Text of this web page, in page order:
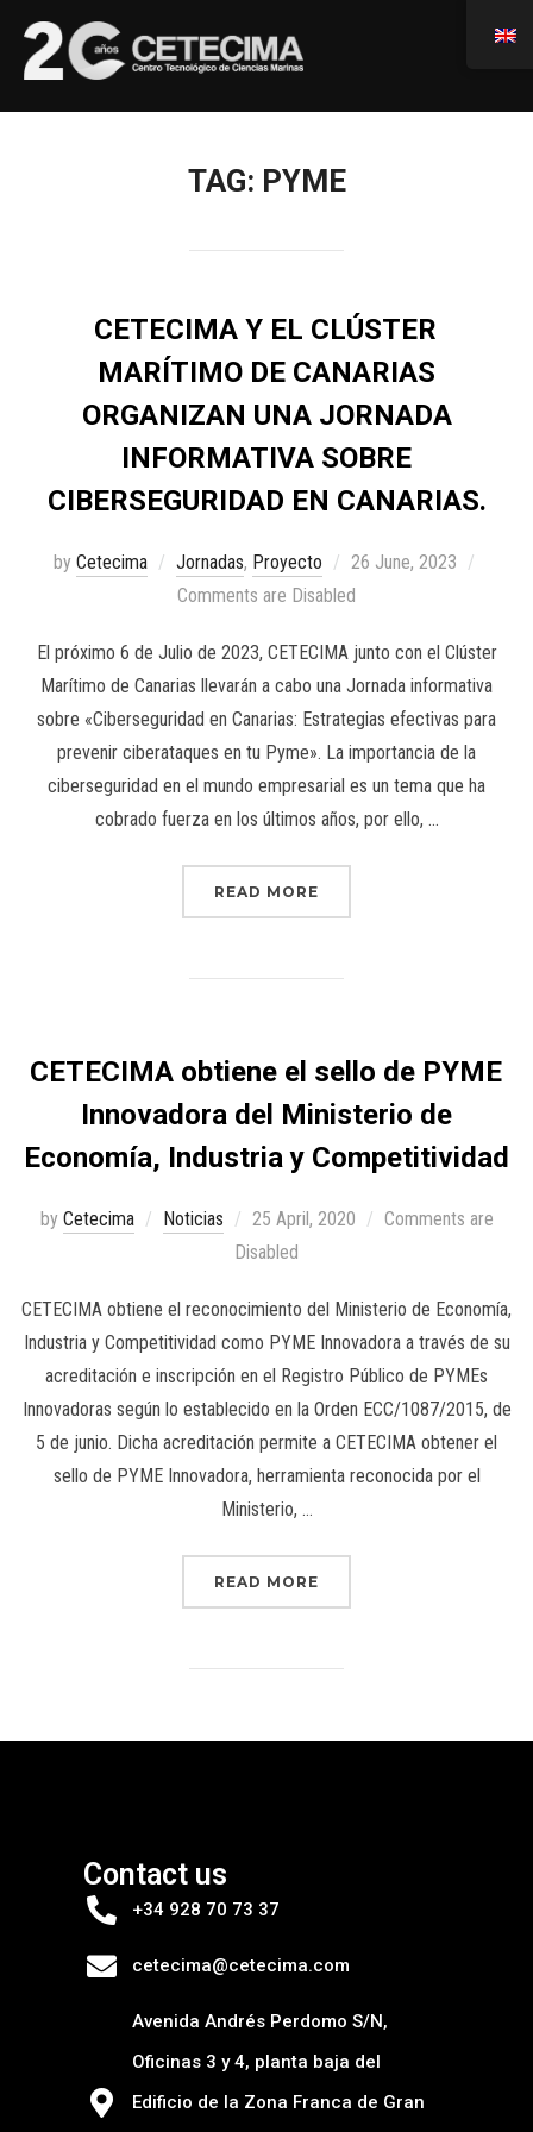
TAG: PYME
CETECIMA Y EL CLÚSTER
MARÍTIMO DE CANARIAS
ORGANIZAN UNA JORNADA
INFORMATIVA SOBRE
CIBERSEGURIDAD EN CANARIAS.
by Cetecima Jornadas, Proyecto
26 June, 2023
Comments are Disabled
El próximo 6 de Julio de 2023, CETECIMA junto con el Clúster
Marítimo de Canarias llevarán a cabo una Jornada informativa
sobre «Ciberseguridad en Canarias: Estrategias efectivas para
prevenir ciberataques en tu Pyme». La importancia de la
ciberseguridad en el mundo empresarial es un tema que ha
cobrado fuerza en los últimos años, por ello, …
READ MORE
CETECIMA obtiene el sello de PYME
Innovadora del Ministerio de
Economía, Industria y Competitividad
by Cetecima Noticias 25 April, 2020
Comments are
Disabled
CETECIMA obtiene el reconocimiento del Ministerio de Economía,
Industria y Competitividad como PYME Innovadora a través de su
acreditación e inscripción en el Registro Público de PYMEs
Innovadoras según lo establecido en la Orden ECC/1087/2015, de
5 de junio. Dicha acreditación permite a CETECIMA obtener el
sello de PYME Innovadora, herramienta reconocida por el
Ministerio, …
READ MORE
Contact us
+34 928 70 73 37
cetecima@cetecima.com
Avenida Andrés Perdomo S/N,
Oficinas 3 y 4, planta baja del
Edificio de la Zona Franca de Gran